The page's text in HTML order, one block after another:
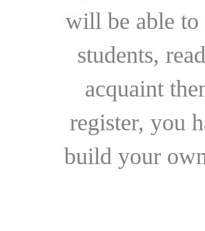
will be able to
students,
acquaint
register, you
build your